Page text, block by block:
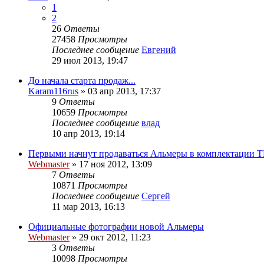
1
2
26 Ответы
27458 Просмотры
Последнее сообщение Евгений
29 июл 2013, 19:47
До начала старта продаж...
Karam116rus » 03 апр 2013, 17:37
9 Ответы
10659 Просмотры
Последнее сообщение влад
10 апр 2013, 19:14
Первыми начнут продаваться Альмеры в комплектации
Webmaster» 17 ноя 2012, 13:09
7 Ответы
10871 Просмотры
Последнее сообщение Сергей
11 мар 2013, 16:13
Официальные фотографии новой Альмеры
Webmaster» 29 окт 2012, 11:23
3 Ответы
10098 Просмотры